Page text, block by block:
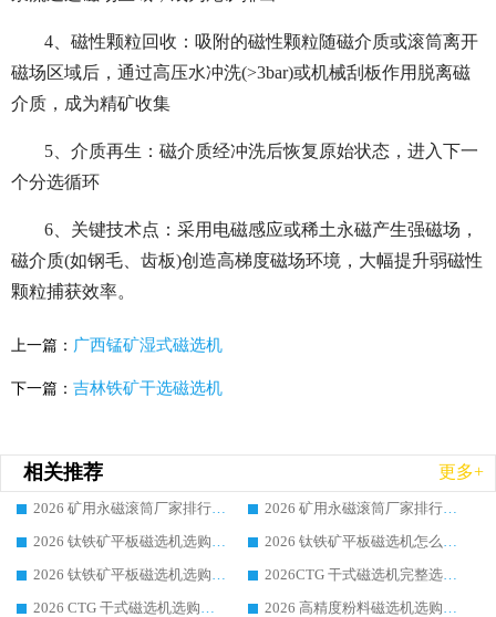
4、磁性颗粒回收：吸附的磁性颗粒随磁介质或滚筒离开
磁场区域后，通过高压水冲洗(>3bar)或机械刮板作用脱离磁
介质，成为精矿收集
5、介质再生：磁介质经冲洗后恢复原始状态，进入下一
个分选循环
6、关键技术点：采用电磁感应或稀土永磁产生强磁场，
磁介质(如钢毛、齿板)创造高梯度磁场环境，大幅提升弱磁性
颗粒捕获效率。
上一篇： 广西锰矿湿式磁选机
下一篇： 吉林铁矿干选磁选机
相关推荐 更多+
2026 矿用永磁滚筒厂家排行榜选购干货指南 行业口碑标杆华体会手机网页版-华体会(中国) 实力出众
2026 矿用永磁滚筒厂家排行榜选购指南，行业口碑领域强者华体会手机网页版-华体会(中国)
2026 钛铁矿平板磁选机选购全攻略 市场公认优质品牌厂家实力排行榜
2026 钛铁矿平板磁选机怎么选 靠谱生产企业实力排行榜选购参考攻略
2026 钛铁矿平板磁选机选购指南 行业口碑优选品牌生产企业实力排行榜
2026CTG 干式磁选机完整选购指南 行业口碑顶尖靠谱生产龙头厂家实力推荐
2026 CTG 干式磁选机选购指南|行业口碑靠谱生产厂家领域强者推荐
2026 高精度粉料磁选机选购全攻略 行业优质品牌华体会手机网页版-华体会(中国) 实力深度解析